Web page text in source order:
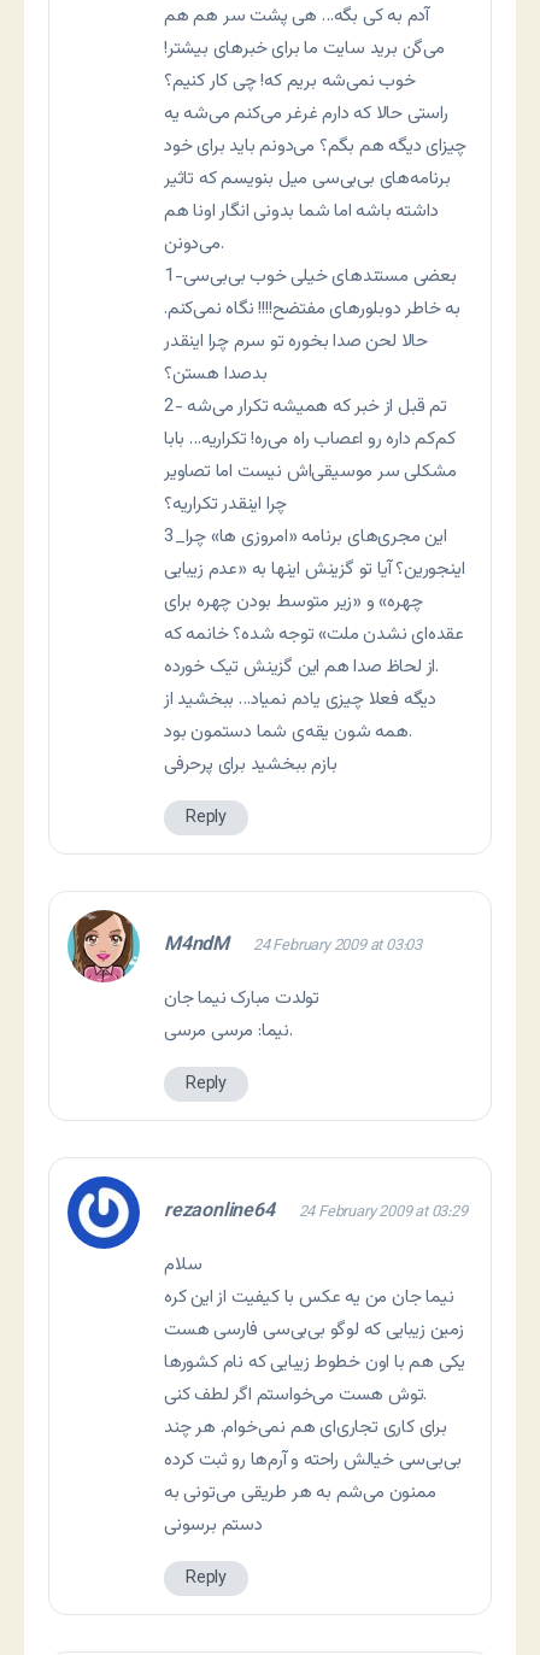
آدم به کی بگه… هی پشت سر هم هم
می‌گن برید سایت ما برای خبرهای بیشتر!
خوب نمی‌شه بریم که! چی کار کنیم؟
راستی حالا که دارم غرغر می‌کنم می‌شه یه
چیزای دیگه هم بگم؟ می‌دونم باید برای خود
برنامه‌های بی‌بی‌سی میل بنویسم که تاثیر
داشته باشه اما شما بدونی انگار اونا هم
می‌دونن.
1-بعضی مستندهای خیلی خوب بی‌بی‌سی
به خاطر دوبلورهای مفتضح!!!! نگاه نمی‌کنم.
حالا لحن صدا بخوره تو سرم چرا اینقدر
بدصدا هستن؟
2- تم قبل از خبر که همیشه تکرار می‌شه
کم‌کم داره رو اعصاب راه می‌ره! تکراریه… بابا
مشکلی سر موسیقی‌اش نیست اما تصاویر
چرا اینقدر تکراریه؟
3_این مجری‌های برنامه «امروزی ها» چرا
اینجورین؟ آیا تو گزینش اینها به «عدم زیبایی
چهره» و «زیر متوسط بودن چهره برای
عقده‌ای نشدن ملت» توجه شده؟ خانمه که
از لحاظ صدا هم این گزینش تیک خورده.
دیگه فعلا چیزی یادم نمیاد… ببخشید از
همه شون یقه‌ی شما دستمون بود.
بازم ببخشید برای پرحرفی
Reply
M4ndM 24 February 2009 at 03:03
تولدت مبارک نیما جان
نیما: مرسی مرسی.
Reply
rezaonline64 24 February 2009 at 03:29
سلام
نیما جان من یه عکس با کیفیت از این کره
زمین زیبایی که لوگو بی‌بی‌سی فارسی هست
یکی هم با اون خطوط زیبایی که نام کشورها
توش هست می‌خواستم اگر لطف کنی.
برای کاری تجاری‌ای هم نمی‌خوام. هر چند
بی‌بی‌سی خیالش راحته و آرم‌ها رو ثبت کرده
ممنون می‌شم به هر طریقی می‌تونی به
دستم برسونی
Reply